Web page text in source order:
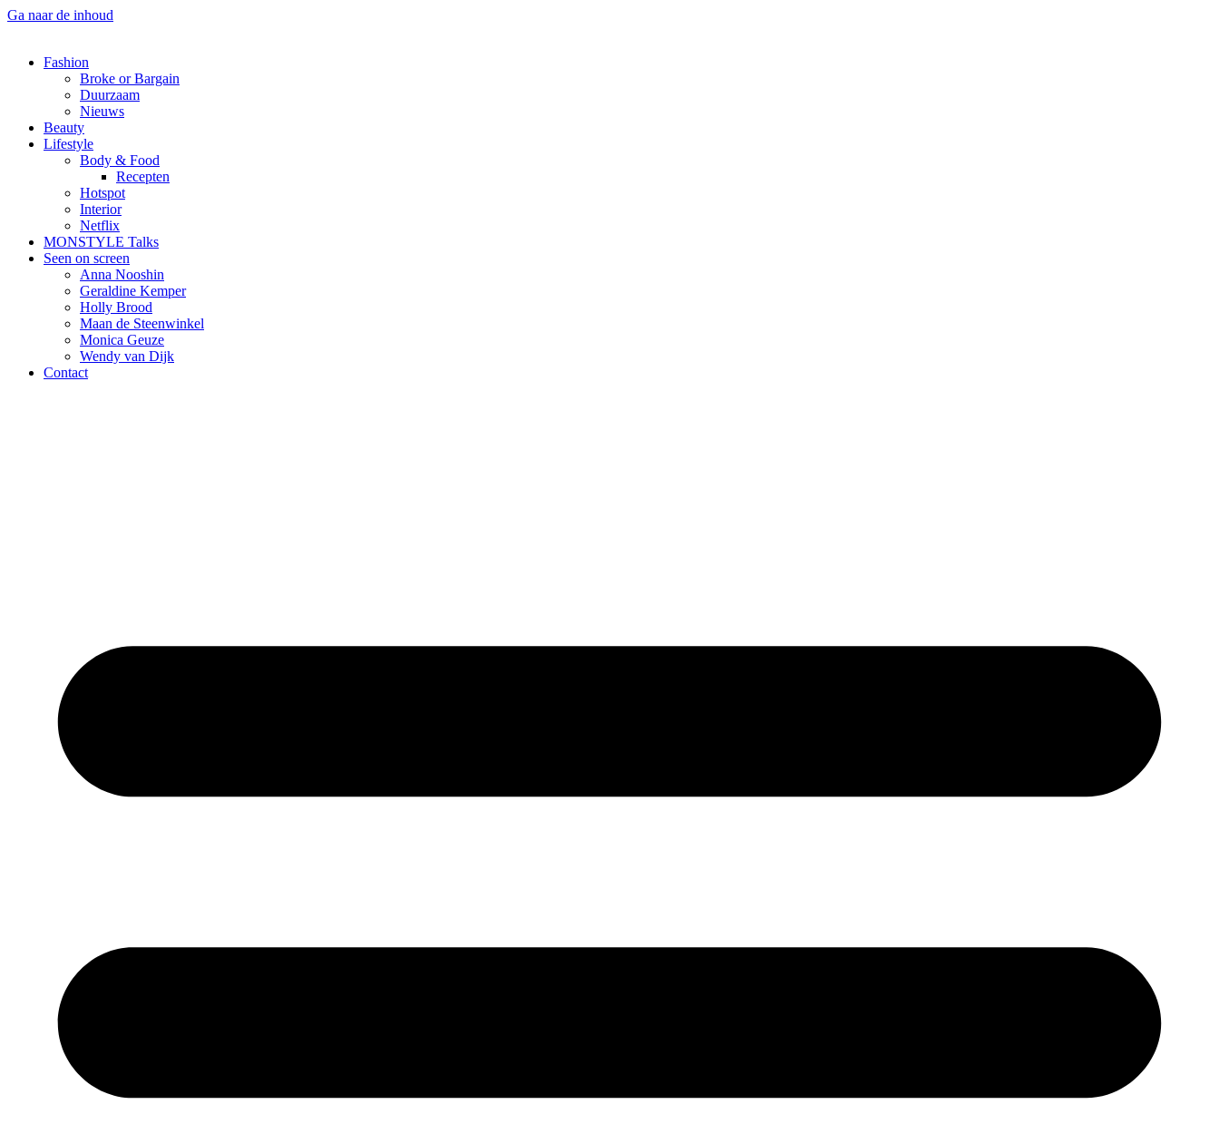
Ga naar de inhoud
Fashion
Broke or Bargain
Duurzaam
Nieuws
Beauty
Lifestyle
Body & Food
Recepten
Hotspot
Interior
Netflix
MONSTYLE Talks
Seen on screen
Anna Nooshin
Geraldine Kemper
Holly Brood
Maan de Steenwinkel
Monica Geuze
Wendy van Dijk
Contact